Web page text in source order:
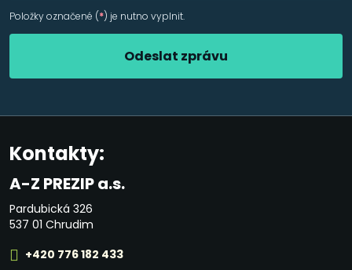
Položky označené (*) je nutno vyplnit.
Odeslat zprávu
se
nepodařilo
Kontakty:
A-Z PREZIP a.s.
Pardubická 326
537 01 Chrudim
+420 776 182 433